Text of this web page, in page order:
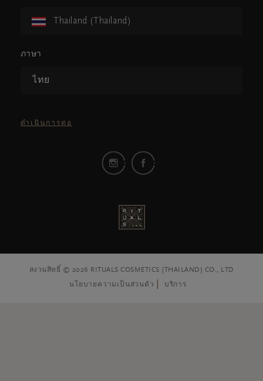
Thailand (Thailand)
ภาษา
ไทย
ดำเนินการต่อ
สงวนสิทธิ์ © 2026 RITUALS COSMETICS (THAILAND) CO., LTD
นโยบายความเป็นส่วนตัว บริการ